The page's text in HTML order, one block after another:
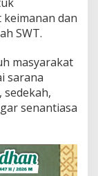
dan
SWT.
masyarakat
sarana
sedekah,
senantiasa